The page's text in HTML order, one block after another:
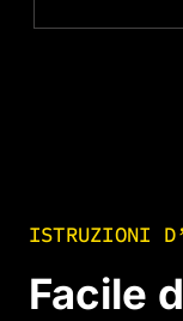
ISTRUZIONI
Facile